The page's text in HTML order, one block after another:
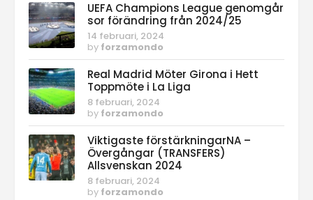
UEFA Champions League genomgår
sor förändring från 2024/25
14 februari, 2024
by forzamondo
Real Madrid Möter Girona i Hett
Toppmöte i La Liga
8 februari, 2024
by forzamondo
Viktigaste förstärkningarNA –
Övergångar (TRANSFERS)
Allsvenskan 2024
8 februari, 2024
by forzamondo